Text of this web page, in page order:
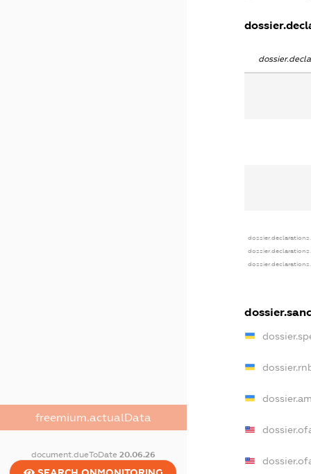
freemium.actualData
document.dueToDate 20.06.26